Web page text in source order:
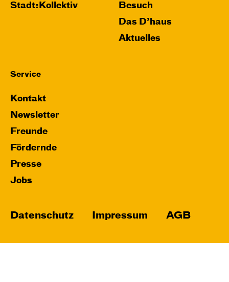
Stadt:Kollektiv
Besuch
Das D’haus
Aktuelles
Service
Kontakt
Newsletter
Freunde
Fördernde
Presse
Jobs
Datenschutz Impressum AGB